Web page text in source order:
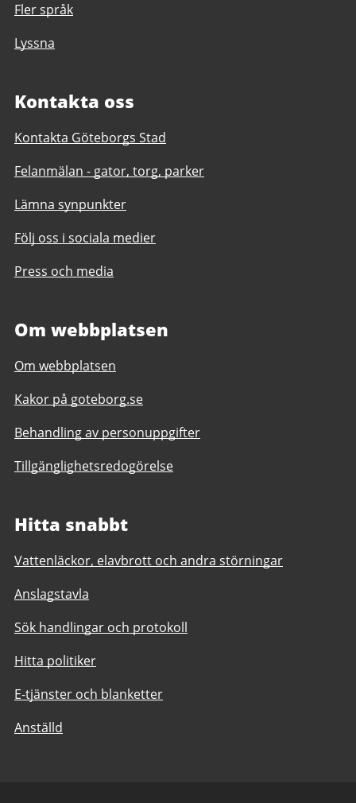
Fler språk
Lyssna
Kontakta oss
Kontakta Göteborgs Stad
Felanmälan - gator, torg, parker
Lämna synpunkter
Följ oss i sociala medier
Press och media
Om webbplatsen
Om webbplatsen
Kakor på goteborg.se
Behandling av personuppgifter
Tillgänglighetsredogörelse
Hitta snabbt
Vattenläckor, elavbrott och andra störningar
Anslagstavla
Sök handlingar och protokoll
Hitta politiker
E-tjänster och blanketter
Anställd